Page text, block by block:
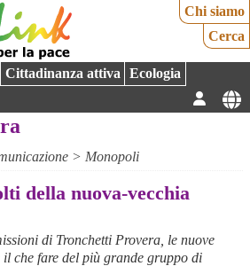
Chi siamo
Cerca
Cittadinanza attiva
Ecologia
> Monopoli
della nuova-vecchia
di Tronchetti Provera, le nuove
il che fare del più grande gruppo di